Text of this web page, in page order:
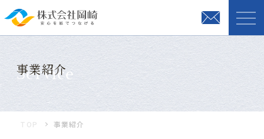
Service
事業紹介
TOP 事業紹介